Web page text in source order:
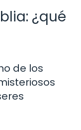
¿qué
de los